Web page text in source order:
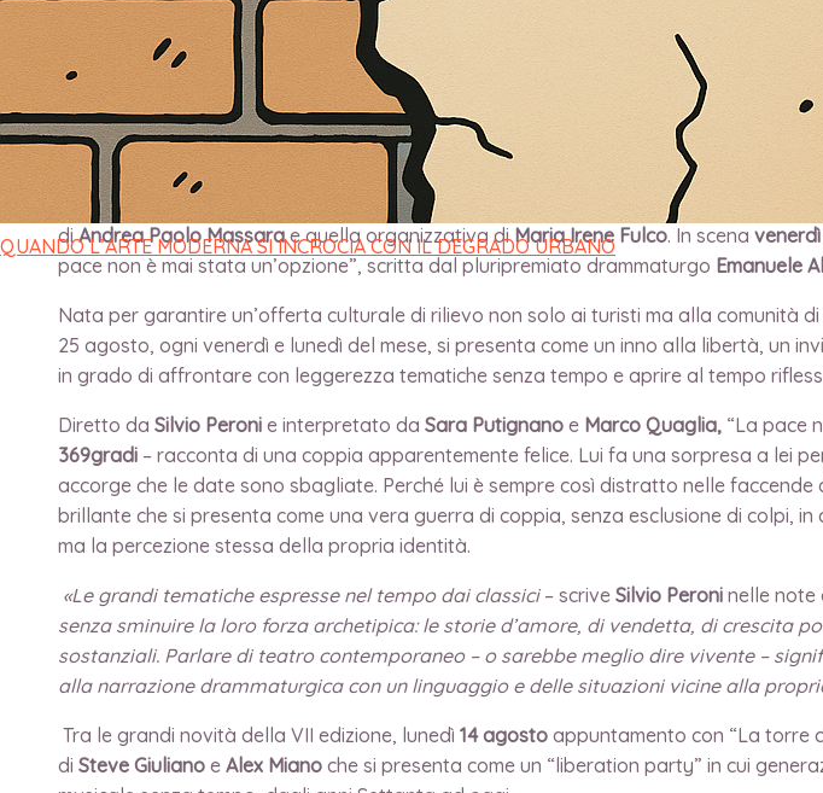
QUANDO L’ARTE MODERNA SI INCROCIA CON IL DEGRADO URBANO
DRAMMATURGIA DI
didirettore/9 Agosto 2023
Continuano gli appuntamenti di Avvistamenti Teatrali
, la rassegna sulla nuova
diAndrea Paolo Massarae quella organizzativa diMaria Irene Fulco. In scena
pace non è mai stata un’opzione”, scritta dal pluripremiato drammaturgo Emanuele
Nata per garantire un’offerta culturale di rilievo non solo ai turisti ma alla comunità
25 agosto, ogni venerdì e lunedì del mese, si presenta come un inno alla libertà, un
in grado di affrontare con leggerezza tematiche senza tempo e aprire al tempo
Diretto da Silvio Peroni e interpretato da Sara Putignano e Marco Quaglia, “La pace
369gradi – racconta di una coppia apparentemente felice. Lui fa una sorpresa a lei
accorge che le date sono sbagliate. Perché lui è sempre così distratto nelle
brillante che si presenta come una vera guerra di coppia, senza esclusione di colpi,
ma la percezione stessa della propria identità.
«Le grandi tematiche espresse nel tempo dai classici– scrive Silvio Peroni nelle note
senza sminuire la loro forza archetipica: le storie d’amore, di vendetta, di crescita
sostanziali. Parlare di teatro contemporaneo – o sarebbe meglio dire vivente –
alla narrazione drammaturgica con un linguaggio e delle situazioni vicine alla
Tra le grandi novità della VII edizione, lunedì 14 agosto appuntamento con “La torre
di Steve Giuliano e Alex Miano che si presenta come un “liberation party” in cui